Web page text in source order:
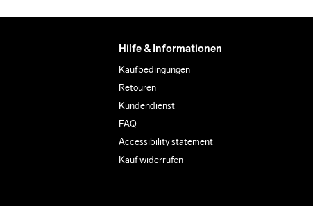
Hilfe & Informationen
Kaufbedingungen
Retouren
Kundendienst
FAQ
Accessibility statement
Kauf widerrufen